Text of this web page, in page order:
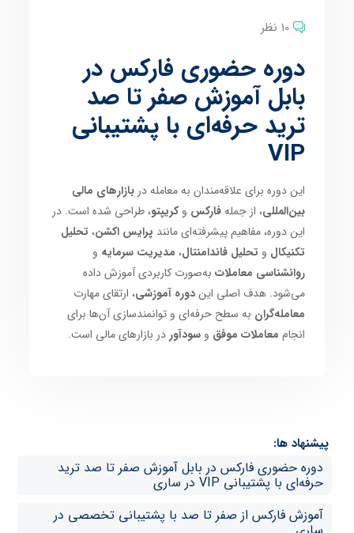
10 نظر
دوره حضوری فارکس در
بابل آموزش صفر تا صد
ترید حرفه‌ای با پشتیبانی
VIP
این دوره برای علاقه‌مندان به معامله دربازارهای مالی
بین‌المللی، از جملهفارکس وکریپتو، طراحی شده است. در
این دوره، مفاهیم پیشرفته‌ای مانند پرایس اکشن، تحلیل
تکنیکال و تحلیل فاندامنتال، مدیریت سرمایه و
روانشناسی معاملات به‌صورت کاربردی آموزش داده
می‌شود. هدف اصلی ایندوره آموزشی، ارتقای مهارت
معامله‌گران به سطح حرفه‌ای و توانمندسازی آن‌ها برای
انجام معاملات موفق وسودآور در بازارهای مالی است.
پیشنهاد ها:
دوره حضوری فارکس در بابل آموزش صفر تا صد ترید
حرفه‌ای با پشتیبانی VIP در ساری
آموزش فارکس از صفر تا صد با پشتیبانی تخصصی در